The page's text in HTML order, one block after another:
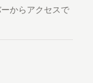
ーからアクセスで